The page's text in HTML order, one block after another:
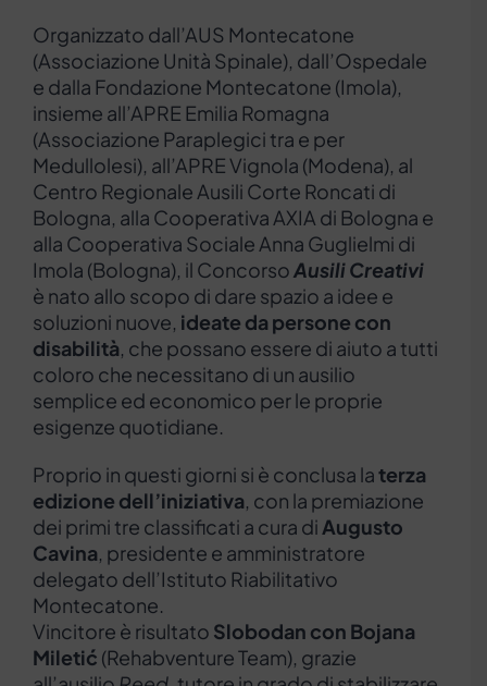
Organizzato dall’AUS Montecatone
(Associazione Unità Spinale), dall’Ospedale
e dalla Fondazione Montecatone (Imola),
insieme all’APRE Emilia Romagna
(Associazione Paraplegici tra e per
Medullolesi), all’APRE Vignola (Modena), al
Centro Regionale Ausili Corte Roncati di
Bologna, alla Cooperativa AXIA di Bologna e
alla Cooperativa Sociale Anna Guglielmi di
Imola (Bologna), il ConcorsoAusili Creativi
è nato allo scopo di dare spazio a idee e
soluzioni nuove, ideate da persone con
disabilità, che possano essere di aiuto a tutti
coloro che necessitano di un ausilio
semplice ed economico per le proprie
esigenze quotidiane.
Proprio in questi giorni si è conclusa laterza
edizione dell’iniziativa, con la premiazione
dei primi tre classificati a cura di Augusto
Cavina, presidente e amministratore
delegato dell’Istituto Riabilitativo
Montecatone.
Vincitore è risultato Slobodan con Bojana
Miletić (Rehabventure Team), grazie